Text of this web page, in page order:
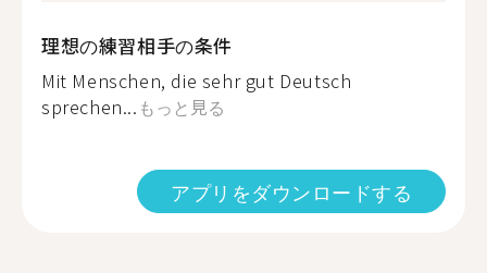
理想の練習相手の条件
Mit Menschen, die sehr gut Deutsch
sprechen... もっと見る
アプリをダウンロードする